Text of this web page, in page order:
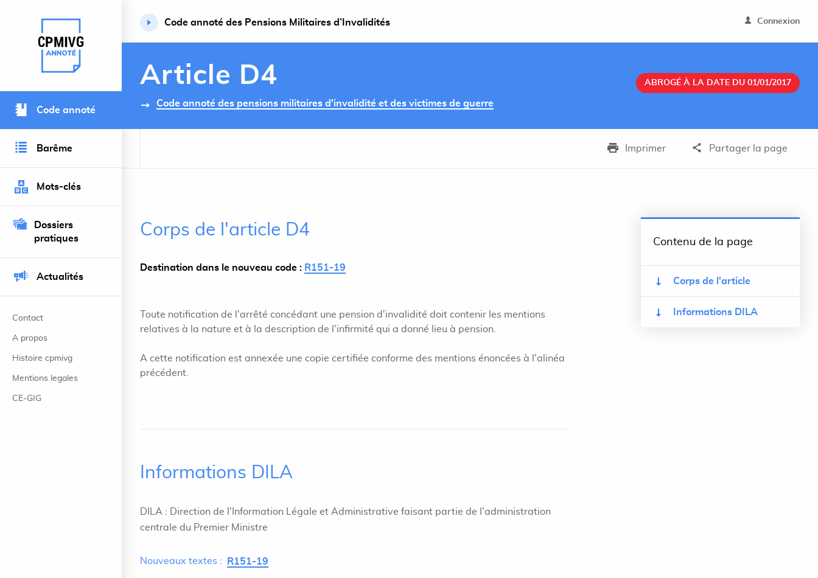
Retour à l’accueil du site
Code annoté
Barême
Mots-clés
Dossiers
pratiques
Actualités
Contact
A propos
Histoire cpmivg
Mentions legales
CE-GIG
Code annoté des Pensions Militaires d’Invalidités Connexion
Article D4
Code annoté des pensions militaires d'invalidité et des victimes de guerre
ABROGÉ À LA DATE DU 01/01/2017
Imprimer Partager la page
Corps de l'article D4
Destination dans le nouveau code : R151-19
Toute notification de l'arrêté concédant une pension d'invalidité doit contenir les mentions
relatives à la nature et à la description de l'infirmité qui a donné lieu à pension.
A cette notification est annexée une copie certifiée conforme des mentions énoncées à l'alinéa
précédent.
Informations DILA
DILA : Direction de l'Information Légale et Administrative faisant partie de l'administration
centrale du Premier Ministre
Nouveaux textes : R151-19
Contenu de la page
Corps de l'article
Informations DILA